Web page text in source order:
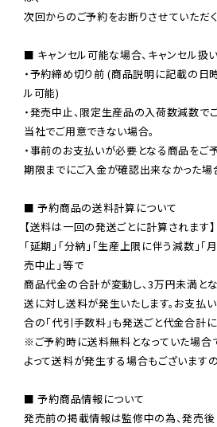
次回からのご予約をお断りさせていただく
■ キャンセル可能な場合、キャンセル扱
・予約締め切り前 (商品説明に記載の日
ル可能)
・発売中止、限定生産品の入荷数減数で
当社でご用意できない場合。
・事前のお支払いが必要となる商品をご
期限までにご入金が確認出来なかった場
■ 予約商品の送料計算について
【送料は一回の発送ごとに計算されます】
「延期」「分納」「生産上限に伴う減数」「
売中止」等で
商品代金の合計が変動し、3万円未満と
送に対し送料が発生いたします。お支払
※ご予約時に送料無料となっていた場合
よって送料が発生する場合もございます
■ 予約商品情報について
発売前の掲載情報は監修中の為、発売